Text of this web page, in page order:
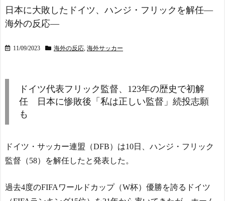
日本に大敗したドイツ、ハンジ・フリックを解任―
海外の反応―
11/09/2023 海外の反応 海外サッカー
ドイツ代表フリック監督、123年の歴史で初解
任 日本に惨敗後「私は正しい監督」続投志願
も
ドイツ・サッカー連盟（DFB）は10日、ハンジ・フリック
監督（58）を解任したと発表した。
過去4度のFIFAワールドカップ（W杯）優勝を誇るドイツ